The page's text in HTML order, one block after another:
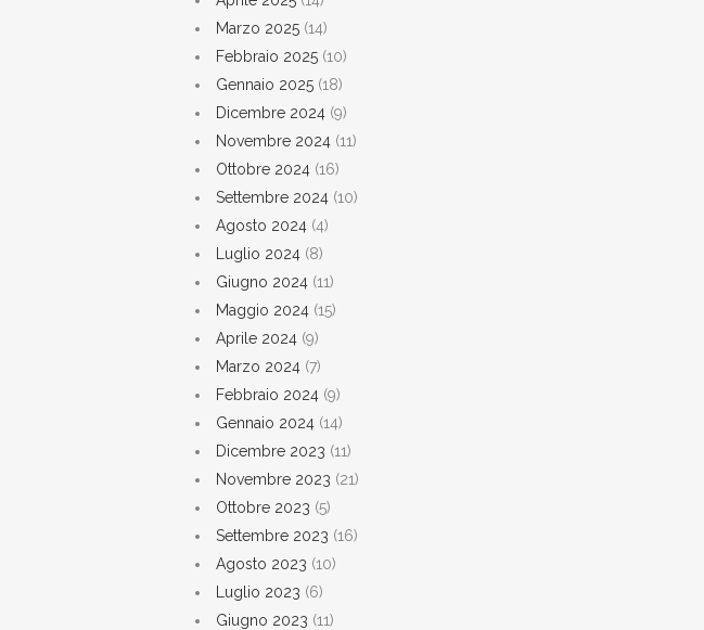
Marzo 2025 (14)
Febbraio 2025 (10)
Gennaio 2025 (18)
Dicembre 2024 (9)
Novembre 2024 (11)
Ottobre 2024 (16)
Settembre 2024 (10)
Agosto 2024 (4)
Luglio 2024 (8)
Giugno 2024 (11)
Maggio 2024 (15)
Aprile 2024 (9)
Marzo 2024 (7)
Febbraio 2024 (9)
Gennaio 2024 (14)
Dicembre 2023 (11)
Novembre 2023 (21)
Ottobre 2023 (5)
Settembre 2023 (16)
Agosto 2023 (10)
Luglio 2023 (6)
Giugno 2023 (11)